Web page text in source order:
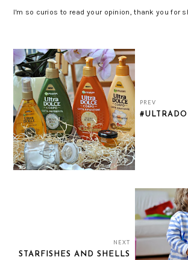
I'm so curios to read your opinion, thank you for
PREV
NEXT
STARFISHES AND SHELLS